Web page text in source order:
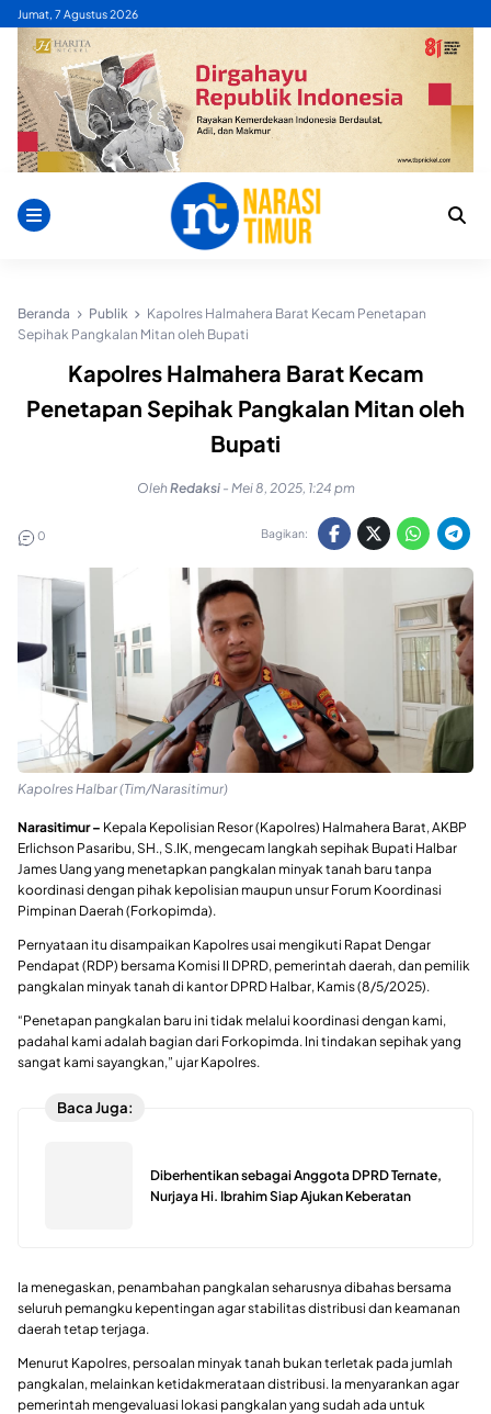
Skip
content
Jumat, 7 Agustus 2026
Beranda Publik
Kapolres Halmahera Barat Kecam Penetapan
Sepihak Pangkalan Mitan oleh Bupati
Kapolres Halmahera Barat Kecam
Penetapan Sepihak Pangkalan Mitan oleh
Bupati
OlehRedaksi - Mei 8, 2025, 1:24 pm
0 Bagikan:
Kapolres Halbar (Tim/Narasitimur)
Narasitimur – Kepala Kepolisian Resor (Kapolres) Halmahera Barat, AKBP
Erlichson Pasaribu, SH., S.IK, mengecam langkah sepihak Bupati Halbar
James Uang yang menetapkan pangkalan minyak tanah baru tanpa
koordinasi dengan pihak kepolisian maupun unsur Forum Koordinasi
Pimpinan Daerah (Forkopimda).
Pernyataan itu disampaikan Kapolres usai mengikuti Rapat Dengar
Pendapat (RDP) bersama Komisi II DPRD, pemerintah daerah, dan pemilik
pangkalan minyak tanah di kantor DPRD Halbar, Kamis (8/5/2025).
“Penetapan pangkalan baru ini tidak melalui koordinasi dengan kami,
padahal kami adalah bagian dari Forkopimda. Ini tindakan sepihak yang
sangat kami sayangkan,” ujar Kapolres.
Baca Juga:
Diberhentikan sebagai Anggota DPRD Ternate,
Nurjaya Hi. Ibrahim Siap Ajukan Keberatan
Ia menegaskan, penambahan pangkalan seharusnya dibahas bersama
seluruh pemangku kepentingan agar stabilitas distribusi dan keamanan
daerah tetap terjaga.
Menurut Kapolres, persoalan minyak tanah bukan terletak pada jumlah
pangkalan, melainkan ketidakmerataan distribusi. Ia menyarankan agar
pemerintah mengevaluasi lokasi pangkalan yang sudah ada untuk